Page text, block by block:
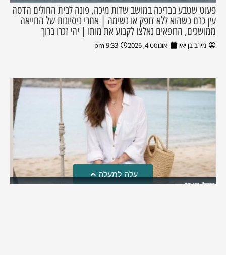
פעוט שטבע בבריכה במושב שדות מיכה, פונה לבית החולים הדסה
עין כרם כשהוא ללא דופק או נשימה | אחרי ניסיונות של החייאה
ממושכים, הרופאים נאלצו לקבוע את מותו | יהי זכרו ברוך
מירב בן יאיר אוגוסט 4, 2026 9:33 pm
מזל טוב!
עלה למעלה